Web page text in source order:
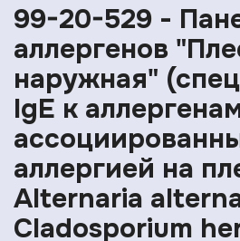
99-20-529 -
аллергенов
наружная"
IgE к
аллергией на
Alternaria
Cladosporium